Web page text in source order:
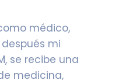
médico,
mi
se recibe una
medicina,